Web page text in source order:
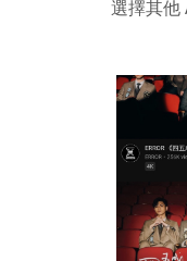
選擇其他